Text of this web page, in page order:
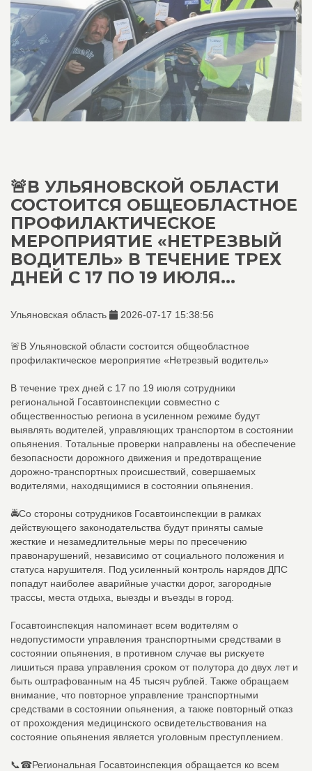
🚨В УЛЬЯНОВСКОЙ ОБЛАСТИ
СОСТОИТСЯ ОБЩЕОБЛАСТНОЕ
ПРОФИЛАКТИЧЕСКОЕ
МЕРОПРИЯТИЕ «НЕТРЕЗВЫЙ
ВОДИТЕЛЬ» В ТЕЧЕНИЕ ТРЕХ
ДНЕЙ С 17 ПО 19 ИЮЛЯ...
Ульяновская область 2026-07-17 15:38:56
🚨В Ульяновской области состоится общеобластное
профилактическое мероприятие «Нетрезвый водитель»
В течение трех дней с 17 по 19 июля сотрудники
региональной Госавтоинспекции совместно с
общественностью региона в усиленном режиме будут
выявлять водителей, управляющих транспортом в состоянии
опьянения. Тотальные проверки направлены на обеспечение
безопасности дорожного движения и предотвращение
дорожно-транспортных происшествий, совершаемых
водителями, находящимися в состоянии опьянения.
🚔Со стороны сотрудников Госавтоинспекции в рамках
действующего законодательства будут приняты самые
жесткие и незамедлительные меры по пресечению
правонарушений, независимо от социального положения и
статуса нарушителя. Под усиленный контроль нарядов ДПС
попадут наиболее аварийные участки дорог, загородные
трассы, места отдыха, выезды и въезды в город.
Госавтоинспекция напоминает всем водителям о
недопустимости управления транспортными средствами в
состоянии опьянения, в противном случае вы рискуете
лишиться права управления сроком от полутора до двух лет и
быть оштрафованным на 45 тысяч рублей. Также обращаем
внимание, что повторное управление транспортными
средствами в состоянии опьянения, а также повторный отказ
от прохождения медицинского освидетельствования на
состояние опьянения является уголовным преступлением.
📞☎Региональная Госавтоинспекция обращается ко всем